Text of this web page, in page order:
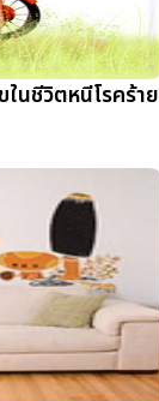
นชีวิตหนีโรคร้าย